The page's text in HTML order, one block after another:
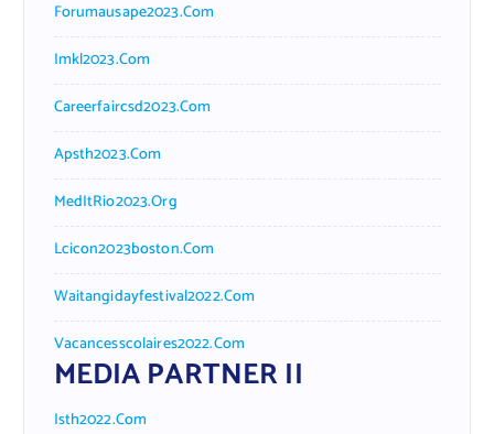
Forumausape2023.com
Imkl2023.com
Careerfaircsd2023.com
Apsth2023.com
MedItRio2023.org
Lcicon2023boston.com
Waitangidayfestival2022.com
Vacancesscolaires2022.com
MEDIA PARTNER II
Isth2022.com